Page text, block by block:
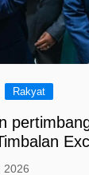
Rakyat
2026